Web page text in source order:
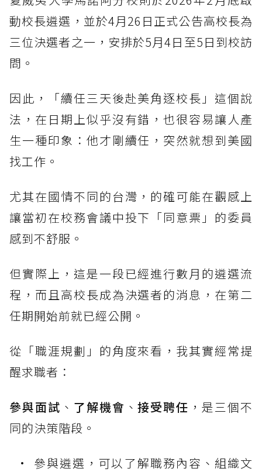
動校長遴選，並於4月26日正式公告高校長為
三位決選者之一，安排於5月4日至5日到校訪
問。
因此，「續任三天後赴美角逐校長」這個說
法，在日期上似乎沒有錯，也很容易讓人產
生一種印象：他才剛續任，突然就想到美國
找工作。
尤其在國情不同的台灣，的確可能在觀感上
讓當初在校務會議中投下「同意票」的委員
感到不舒服。
但實際上，這是一段已經進行數月的遴選流
程，而且高校長成為決選者的消息，在第二
任期開始前就已經公開。
從「職涯規劃」的角度來看，我其實經常提
醒求職者：
參與面試 、 了解機會 、接受聘任 ，是三個不
同的決策階段。
參與遴選，可以了解職務內容、組織文